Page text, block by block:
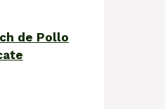
de Pollo